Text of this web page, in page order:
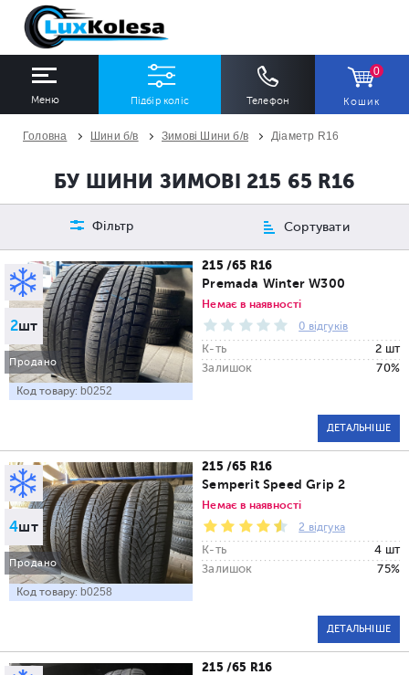
Меню Підбір коліс Телефон
0
Кошик
Всі Всі
Діаметр
Всі
Сезон
Всі
Кількість
Всі
ПІДІБРАТИ
Головна Шини б/в Зимові Шини б/в Діаметр R16
БУ ШИНИ ЗИМОВІ 215 65 R16
Фільтр Сортувати
2шт
Продано
Код товару: b0252
215 /65 R16
Premada Winter W300
Немає в наявності
0 відгуків
К-ть
2 шт
Залишок
70%
ДЕТАЛЬНІШЕ
4шт
Продано
Код товару: b0258
215 /65 R16
Semperit Speed Grip 2
Немає в наявності
2 відгука
К-ть
4 шт
Залишок
75%
ДЕТАЛЬНІШЕ
215 /65 R16